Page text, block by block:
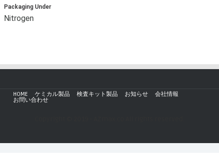
Packaging Under
Nitrogen
HOME ケミカル製品 検査キット製品 お知らせ
会社情報
お問い合わせ